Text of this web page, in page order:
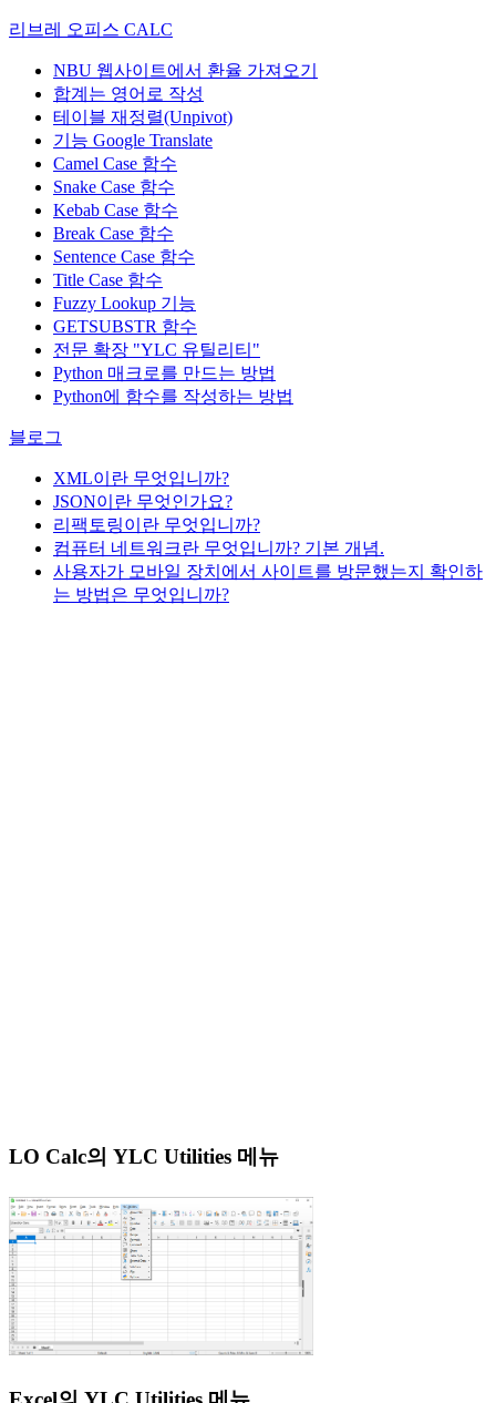
리브레 오피스 CALC
NBU 웹사이트에서 환율 가져오기
합계는 영어로 작성
테이블 재정렬(Unpivot)
기능 Google Translate
Camel Case 함수
Snake Case 함수
Kebab Case 함수
Break Case 함수
Sentence Case 함수
Title Case 함수
Fuzzy Lookup 기능
GETSUBSTR 함수
전문 확장 "YLC 유틸리티"
Python 매크로를 만드는 방법
Python에 함수를 작성하는 방법
블로그
XML이란 무엇입니까?
JSON이란 무엇인가요?
리팩토링이란 무엇입니까?
컴퓨터 네트워크란 무엇입니까? 기본 개념.
사용자가 모바일 장치에서 사이트를 방문했는지 확인하
는 방법은 무엇입니까?
LO Calc의 YLC Utilities 메뉴